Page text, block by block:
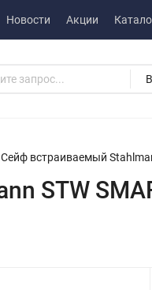
Новости Акции
Сейф встраиваемый
STW